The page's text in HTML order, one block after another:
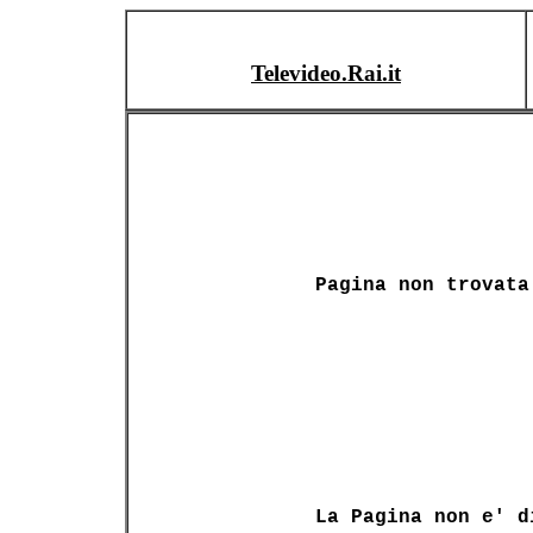
Televideo.Rai.it
Pagina non trovata
La Pagina non e'